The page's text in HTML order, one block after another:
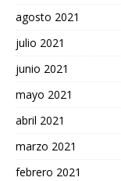
agosto 2021
julio 2021
junio 2021
mayo 2021
abril 2021
marzo 2021
febrero 2021